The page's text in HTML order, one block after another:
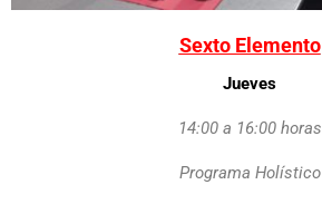
Sexto Elemento
Jueves
14:00 a 16:00 horas
Programa Holístico